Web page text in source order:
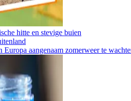
hitte en stevige buien
Europa aangenaam zomerweer te